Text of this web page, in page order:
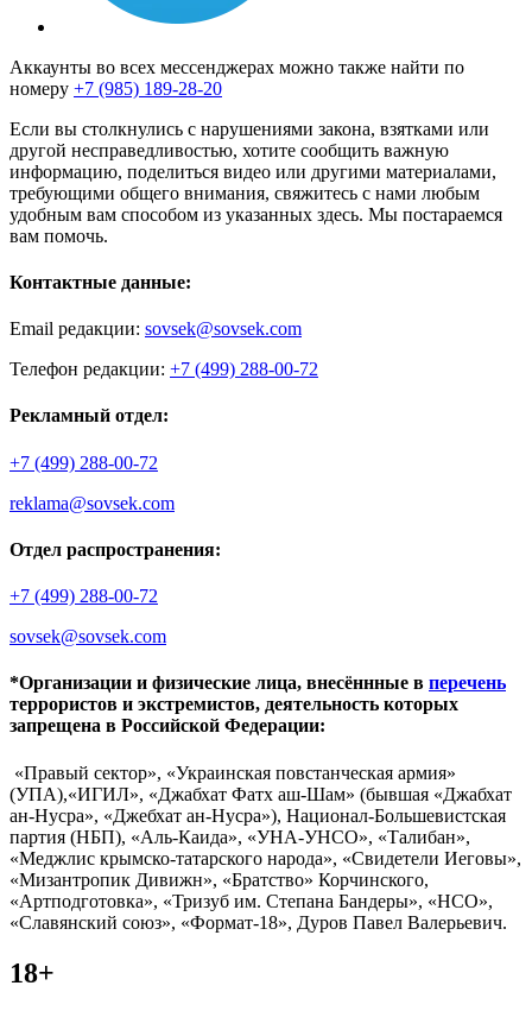
Аккаунты во всех мессенджерах можно также найти по
номеру +7 (985) 189-28-20
Если вы столкнулись с нарушениями закона, взятками или
другой несправедливостью, хотите сообщить важную
информацию, поделиться видео или другими материалами,
требующими общего внимания, свяжитесь с нами любым
удобным вам способом из указанных здесь. Мы постараемся
вам помочь.
Контактные данные:
Email редакции: sovsek@sovsek.com
Телефон редакции: +7 (499) 288-00-72
Рекламный отдел:
+7 (499) 288-00-72
reklama@sovsek.com
Отдел распространения:
+7 (499) 288-00-72
sovsek@sovsek.com
*Организации и физические лица, внесённные в перечень
террористов и экстремистов, деятельность которых
запрещена в Российской Федерации:
«Правый сектор», «Украинская повстанческая армия»
(УПА),«ИГИЛ», «Джабхат Фатх аш-Шам» (бывшая «Джабхат
ан-Нусра», «Джебхат ан-Нусра»), Национал-Большевистская
партия (НБП), «Аль-Каида», «УНА-УНСО», «Талибан»,
«Меджлис крымско-татарского народа», «Свидетели Иеговы»,
«Мизантропик Дивижн», «Братство» Корчинского,
«Артподготовка», «Тризуб им. Степана Бандеры», «НСО»,
«Славянский союз», «Формат-18», Дуров Павел Валерьевич.
18+